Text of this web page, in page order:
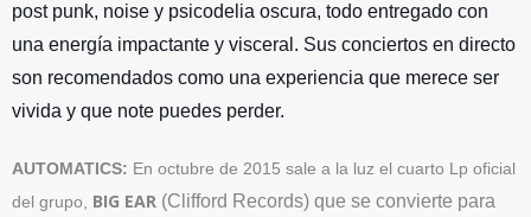
post punk, noise y psicodelia oscura, todo entregado con
una energía impactante y visceral. Sus conciertos en directo
son recomendados como una experiencia que merece ser
vivida y que note puedes perder.
AUTOMATICS: En octubre de 2015 sale a la luz el cuarto Lp oficial
del grupo, BIG EAR (Clifford Records) que se convierte para